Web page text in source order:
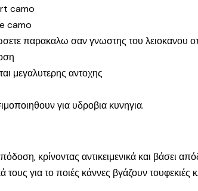
camo
camo
παρακαλω σαν γνωστης του λειοκανου
μεγαλυτερης αντοχης
για υδροβια κυνηγια.
κρίνοντας αντικειμενικά και βάσει
τους για το ποιές κάννες βγάζουν τουφεκιές